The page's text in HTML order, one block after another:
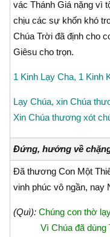
vác Thánh Giá nặng vì
chịu các sự khốn khó
Chúa Trời đã định cho
Giêsu cho trọn.
1 Kinh Lạy Cha, 1 Kinh
Lạy Chúa, xin Chúa
Xin Chúa thương xót
Đứng, hướng về
Đã thương Con Một
vinh phúc vô ngần,
(Quì): Chúng con thờ
Vì Chúa đã dùng